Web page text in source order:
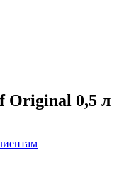
Original 0,5 л